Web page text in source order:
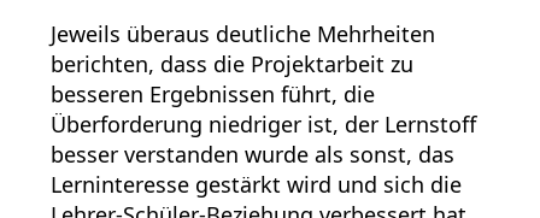
Jeweils überaus deutliche Mehrheiten
berichten, dass die Projektarbeit zu
besseren Ergebnissen führt, die
Überforderung niedriger ist, der Lernstoff
besser verstanden wurde als sonst, das
Lerninteresse gestärkt wird und sich die